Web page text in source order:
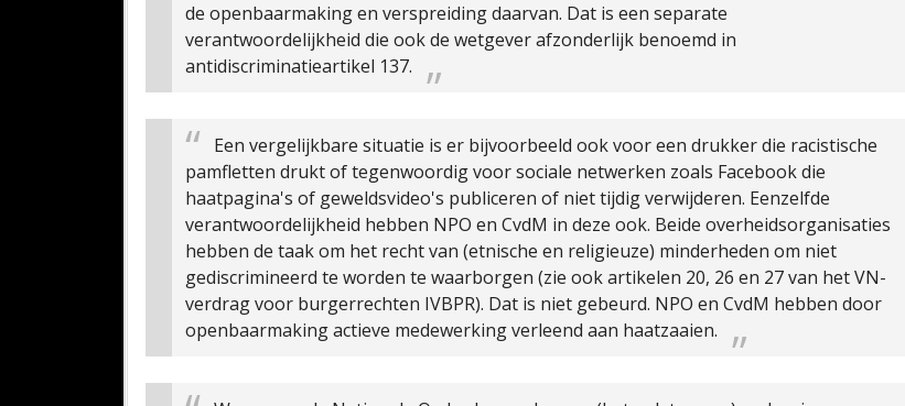
de openbaarmaking en verspreiding daarvan. Dat is een separate
verantwoordelijkheid die ook de wetgever afzonderlijk benoemd in
antidiscriminatieartikel 137.
Een vergelijkbare situatie is er bijvoorbeeld ook voor een drukker die racistische
pamfletten drukt of tegenwoordig voor sociale netwerken zoals Facebook die
haatpagina's of geweldsvideo's publiceren of niet tijdig verwijderen. Eenzelfde
verantwoordelijkheid hebben NPO en CvdM in deze ook. Beide overheidsorganisaties
hebben de taak om het recht van (etnische en religieuze) minderheden om niet
gediscrimineerd te worden te waarborgen (zie ook artikelen 20, 26 en 27 van het VN-
verdrag voor burgerrechten IVBPR). Dat is niet gebeurd. NPO en CvdM hebben door
openbaarmaking actieve medewerking verleend aan haatzaaien.